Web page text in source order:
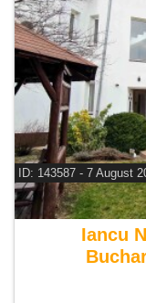
ID: 143587 - 7 August
De
Iancu